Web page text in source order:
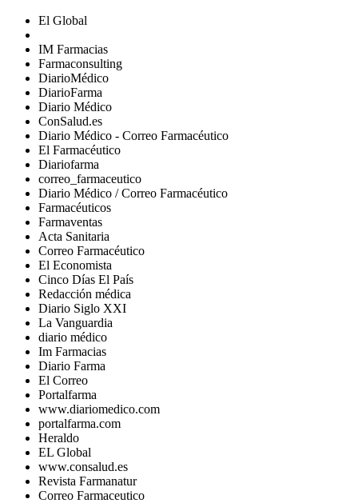
El Global
IM Farmacias
Farmaconsulting
DiarioMédico
DiarioFarma
Diario Médico
ConSalud.es
Diario Médico - Correo Farmacéutico
El Farmacéutico
Diariofarma
correo_farmaceutico
Diario Médico / Correo Farmacéutico
Farmacéuticos
Farmaventas
Acta Sanitaria
Correo Farmacéutico
El Economista
Cinco Días El País
Redacción médica
Diario Siglo XXI
La Vanguardia
diario médico
Im Farmacias
Diario Farma
El Correo
Portalfarma
www.diariomedico.com
portalfarma.com
Heraldo
EL Global
www.consalud.es
Revista Farmanatur
Correo Farmaceutico